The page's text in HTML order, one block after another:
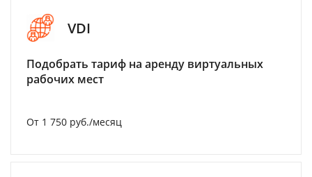
VDI
Подобрать тариф на аренду виртуальных
рабочих мест
От 1 750 руб./месяц